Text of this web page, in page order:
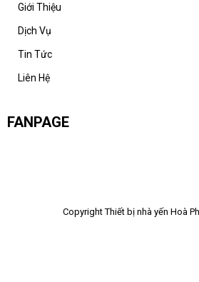
Giới Thiệu
Dịch Vụ
Tin Tức
Liên Hệ
FANPAGE
Copyright Thiết bị nhà yến Hoà